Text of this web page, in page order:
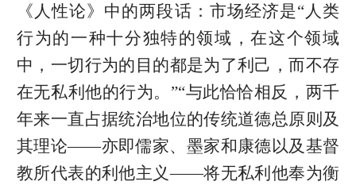
《人性论》中的两段话：市场经济是“人类
行为的一种十分独特的领域，在这个领域
中，一切行为的目的都是为了利己，而不存
在无私利他的行为。”“与此恰恰相反，两千
年来一直占据统治地位的传统道德总原则及
其理论——亦即儒家、墨家和康德以及基督
教所代表的利他主义——将无私利他奉为衡